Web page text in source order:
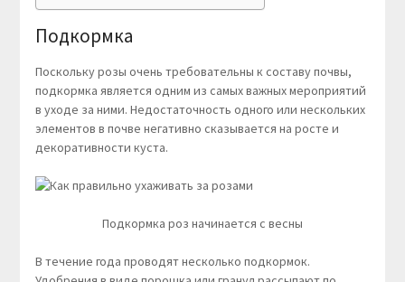
Подкормка
Поскольку розы очень требовательны к составу почвы,
подкормка является одним из самых важных мероприятий
в уходе за ними. Недостаточность одного или нескольких
элементов в почве негативно сказывается на росте и
декоративности куста.
Подкормка роз начинается с весны
В течение года проводят несколько подкормок.